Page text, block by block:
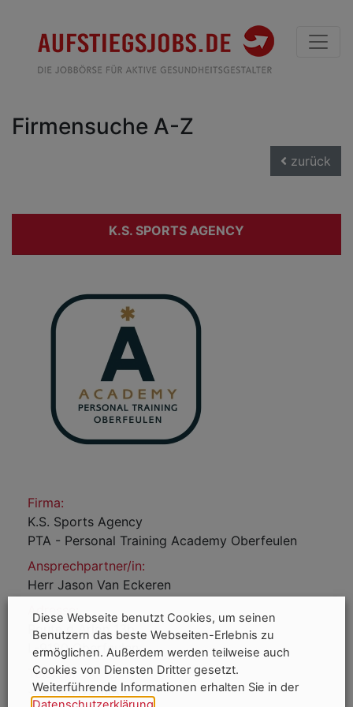
Firmensuche A-Z
zurück
K.S. SPORTS AGENCY
Firma:
K.S. Sports Agency
PTA - Personal Training Academy Oberfeulen
Ansprechpartner/in:
Herr Jason Van Eckeren
Adresse:
Route d Arlon 13b
L-9180 Oberfeulen
Telefon:
+352691789483
Diese Webseite benutzt Cookies, um seinen
Benutzern das beste Webseiten-Erlebnis zu
ermöglichen. Außerdem werden teilweise auch
Cookies von Diensten Dritter gesetzt.
Weiterführende Informationen erhalten Sie in der